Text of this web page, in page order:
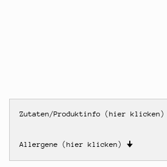
Zutaten/Produktinfo (hier klicken)
Allergene (hier klicken) 🠋